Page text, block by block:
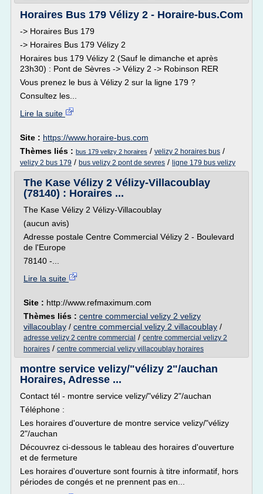
Horaires Bus 179 Vélizy 2 - Horaire-bus.Com
-> Horaires Bus 179
-> Horaires Bus 179 Vélizy 2
Horaires bus 179 Vélizy 2 (Sauf le dimanche et après
23h30) : Pont de Sèvres -> Vélizy 2 -> Robinson RER
Vous prenez le bus à Vélizy 2 sur la ligne 179 ?
Consultez les...
Lire la suite
Site : https://www.horaire-bus.com
Thèmes liés : bus 179 velizy 2 horaires / velizy 2 horaires bus /
velizy 2 bus 179 / bus velizy 2 pont de sevres / ligne 179 bus velizy
The Kase Vélizy 2 Vélizy-Villacoublay
(78140) : Horaires ...
The Kase Vélizy 2 Vélizy-Villacoublay
(aucun avis)
Adresse postale Centre Commercial Vélizy 2 - Boulevard
de l'Europe
78140 -...
Lire la suite
Site : http://www.refmaximum.com
Thèmes liés : centre commercial velizy 2 velizy
villacoublay / centre commercial velizy 2 villacoublay /
adresse velizy 2 centre commercial / centre commercial velizy 2
horaires / centre commercial velizy villacoublay horaires
montre service velizy/"vélizy 2"/auchan
Horaires, Adresse ...
Contact tél - montre service velizy/"vélizy 2"/auchan
Téléphone :
Les horaires d'ouverture de montre service velizy/"vélizy
2"/auchan
Découvrez ci-dessous le tableau des horaires d'ouverture
et de fermeture
Les horaires d'ouverture sont fournis à titre informatif, hors
périodes de congés et ne prennent pas en...